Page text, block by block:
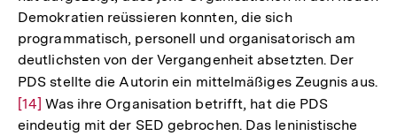
Demokratien reüssieren konnten, die sich
programmatisch, personell und organisatorisch am
deutlichsten von der Vergangenheit absetzten. Der
PDS stellte die Autorin ein mittelmäßiges Zeugnis aus.
[14] Was ihre Organisation betrifft, hat die PDS
eindeutig mit der SED gebrochen. Das leninistische